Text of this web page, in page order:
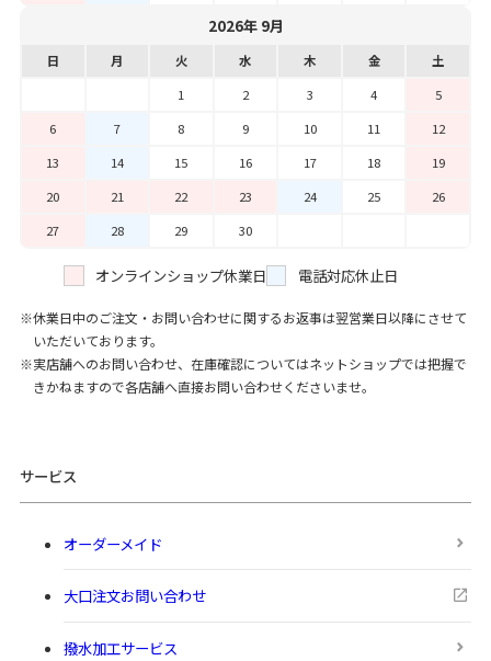
2026年 9月
日 月 火 水 木 金
土
1
2 3 4
5
6
7 8 9 10 11
12
13
14 15 16 17 18
19
20
21 22 23 24 25
26
27
28 29 30
オンラインショップ休業日 電話対応休止日
休業日中のご注文・お問い合わせに関するお返事は翌営業日以降にさせて
いただいております。
実店舗へのお問い合わせ、在庫確認についてはネットショップでは把握で
きかねますので各店舗へ直接お問い合わせくださいませ。
サービス
オーダーメイド
大口注文お問い合わせ
撥水加工サービス